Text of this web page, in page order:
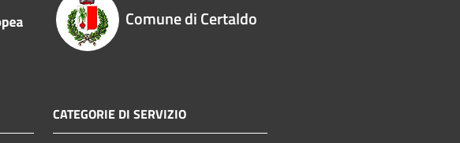
Comune di Certaldo
CATEGORIE DI SERVIZIO